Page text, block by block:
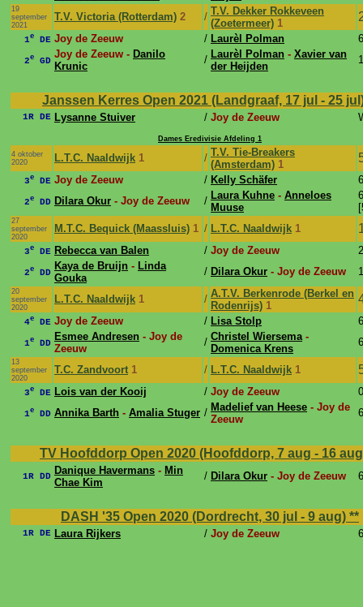
19
september
2021
T.V. Victoria (Rotterdam) 2 / T.V. Dekker Rokkeveen
(Zoetermeer) 1
1e DE Joy de Zeeuw / Laurèl Polman
2e GD
Joy de Zeeuw - Danilo
Krunic
/ Laurèl Polman - Xavier van
der Heijden
Janssen Kerres Open 2021 (Landgraaf, 17 jul - 25
1R DE Lysanne Stuiver / Joy de Zeeuw
Dames Eredivisie Afdeling 1
4 oktober
2020
L.T.C. Naaldwijk 1 / T.V. Tie-Breakers
(Amsterdam) 1
3e DE Joy de Zeeuw / Kelly Schäfer
2e DD Dilara Okur - Joy de Zeeuw / Laura Kuhne - Anneloes
Muuse
27
september
2020
M.T.C. Bequick (Maassluis) 1 / L.T.C. Naaldwijk 1
3e DE Rebecca van Balen / Joy de Zeeuw
2e DD
Kaya de Bruijn - Linda
Gouka
/ Dilara Okur - Joy de Zeeuw
20
september
2020
L.T.C. Naaldwijk 1 / A.T.V. Berkenrode (Berkel en
Rodenrijs) 1
4e DE Joy de Zeeuw / Lisa Stolp
1e DD
Esmee Andresen - Joy de
Zeeuw
/ Christel Wiersema-
Domenica Krens
13
september
2020
T.C. Zandvoort 1 / L.T.C. Naaldwijk 1
3e DE Lois van der Kooij / Joy de Zeeuw
1e DD Annika Barth - Amalia Stuger / Madelief van Heese - Joy de
Zeeuw
TV Hoofddorp Open 2020 (Hoofddorp, 7 aug - 16
1R DD Danique Havermans - Min
Chae Kim
/ Dilara Okur - Joy de Zeeuw
DASH '35 Open 2020 (Dordrecht, 30 jul - 9 aug) **
1R DE Laura Rijkers / Joy de Zeeuw